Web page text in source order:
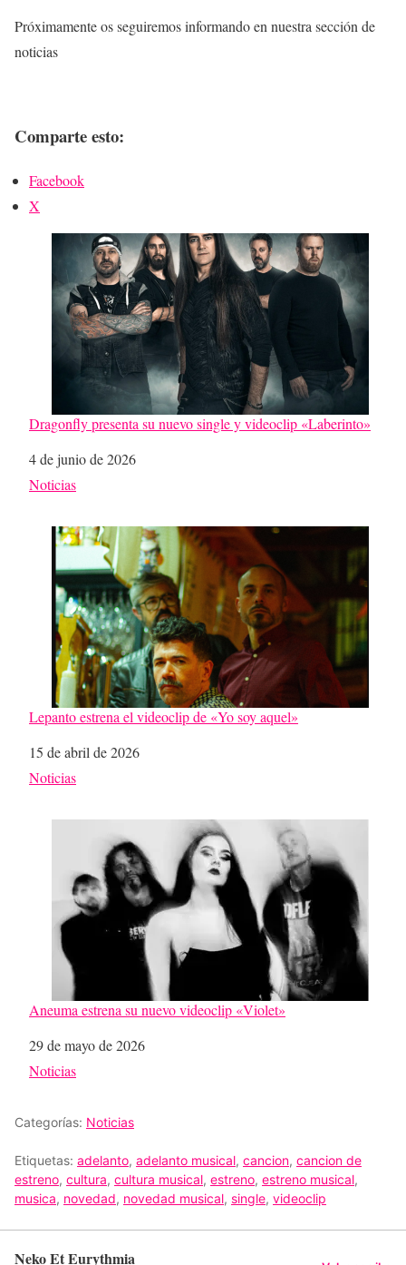
Próximamente os seguiremos informando en nuestra sección de
noticias
Comparte esto:
Facebook
X
Dragonfly presenta su nuevo single y videoclip «Laberinto»
Fecha
4 de junio de 2026
Respecto a
Noticias
Lepanto estrena el videoclip de «Yo soy aquel»
Fecha
15 de abril de 2026
Respecto a
Noticias
Aneuma estrena su nuevo videoclip «Violet»
Fecha
29 de mayo de 2026
Respecto a
Noticias
Categorías: Noticias
Etiquetas: adelanto, adelanto musical, cancion, cancion de
estreno, cultura, cultura musical, estreno, estreno musical,
musica, novedad, novedad musical, single, videoclip
Neko Et Eurythmia